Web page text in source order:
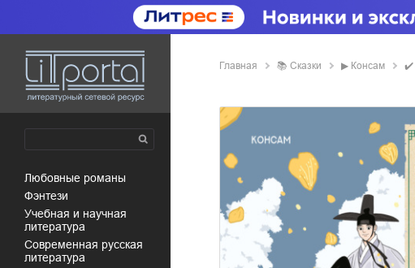
любовные романы
фэнтези
учебная и научная
литература
современная русская
литература
Главная 📚 сказки ▶ Консам ✔️